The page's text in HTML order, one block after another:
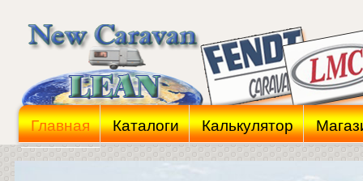
Главная Каталоги Калькулятор